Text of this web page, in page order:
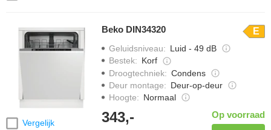
Vergelijk
Beko DIN34320 E
Geluidsniveau: Luid - 49 dB
Bestek: Korf
Droogtechniek: Condens
Deur montage: Deur-op-deur
Hoogte: Normaal
343,- Op voorraad